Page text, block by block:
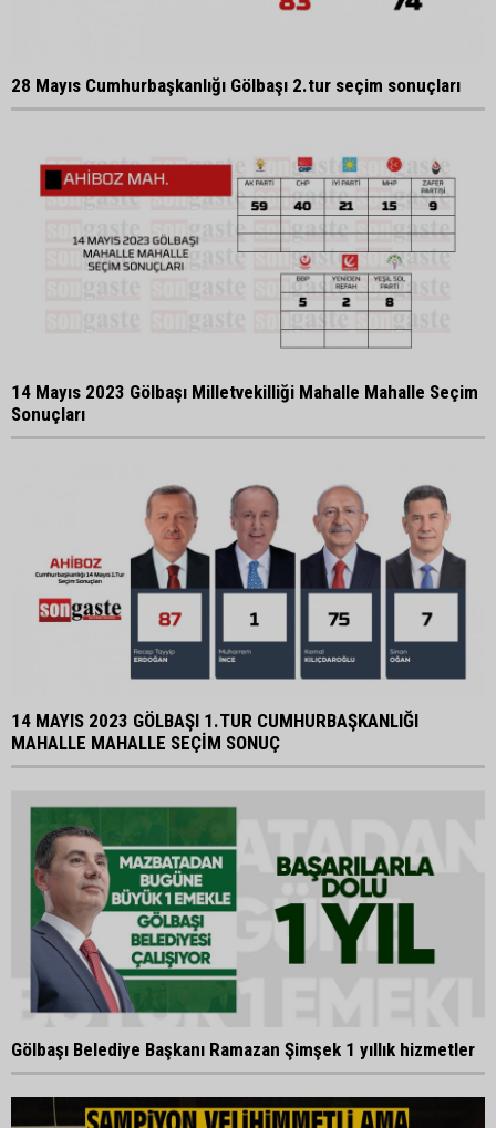
28 Mayıs Cumhurbaşkanlığı Gölbaşı 2.tur seçim sonuçları
14 Mayıs 2023 Gölbaşı Milletvekilliği Mahalle Mahalle Seçim
Sonuçları
14 MAYIS 2023 GÖLBAŞI 1.TUR CUMHURBAŞKANLIĞI
MAHALLE MAHALLE SEÇİM SONUÇ
Gölbaşı Belediye Başkanı Ramazan Şimşek 1 yıllık hizmetler